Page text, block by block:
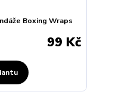
Boxing Wraps
99 Kč